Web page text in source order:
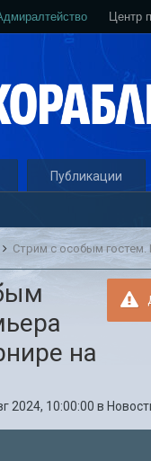
Центр
Публикации
Стрим с особым
на
2024, 10:00:00 в